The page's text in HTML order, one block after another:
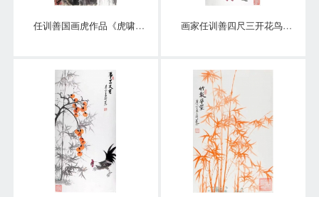
任训善国画虎作品《虎啸泉鸣》四尺整张真迹 画家任训善四尺三开花鸟画作品《硕果》